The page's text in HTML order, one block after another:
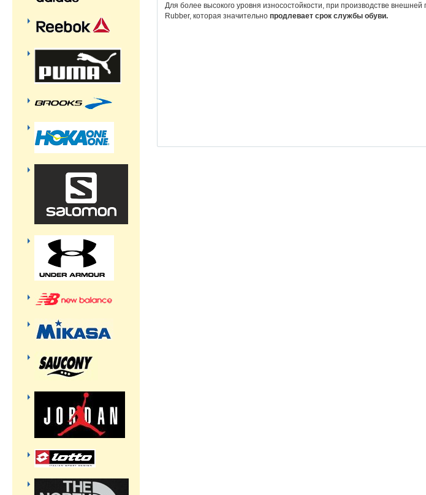
Для более высокого уровня износостойкости, при производстве
Rubber, которая значительно продлевает срок службы обуви.